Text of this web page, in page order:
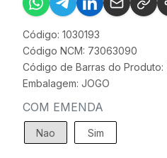
Código: 1030193
Código NCM: 73063090
Código de Barras do
Embalagem: JOGO
COM EMENDA
Nao Sim